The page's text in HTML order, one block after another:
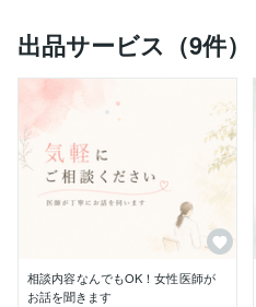
リオに本人写真（顔を隠した
す。
※ココナラブログも更新して
▶
https://coconala.com/
※医療・健康に関する記事も
出産を機に働き方を見直し、
ております。
これまでの経験を通して、
・「こんなことで相談して
・「病院に行く勇気が出な
出品サービス（9件）
相談内容なんでもOK！女性医師が
お話を聞きます